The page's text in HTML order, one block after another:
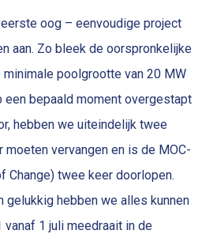
oog – eenvoudige project
aan. Zo bleek de oorspronkelijke
poolgrootte van 20 MW
een bepaald moment overgestapt
hebben we uiteindelijk twee
vervangen en is de MOC-
Change) twee keer doorlopen.
gelukkig hebben we alles kunnen
1 juli meedraait in de